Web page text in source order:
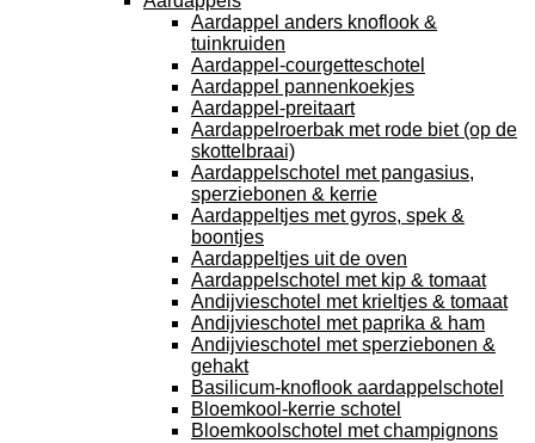
Aardappel anders knoflook &
tuinkruiden
Aardappel-courgetteschotel
Aardappel pannenkoekjes
Aardappel-preitaart
Aardappelroerbak met rode biet (op de
skottelbraai)
Aardappelschotel met pangasius,
sperziebonen & kerrie
Aardappeltjes met gyros, spek &
boontjes
Aardappeltjes uit de oven
Aardappelschotel met kip & tomaat
Andijvieschotel met krieltjes & tomaat
Andijvieschotel met paprika & ham
Andijvieschotel met sperziebonen &
gehakt
Basilicum-knoflook aardappelschotel
Bloemkool-kerrie schotel
Bloemkoolschotel met champignons